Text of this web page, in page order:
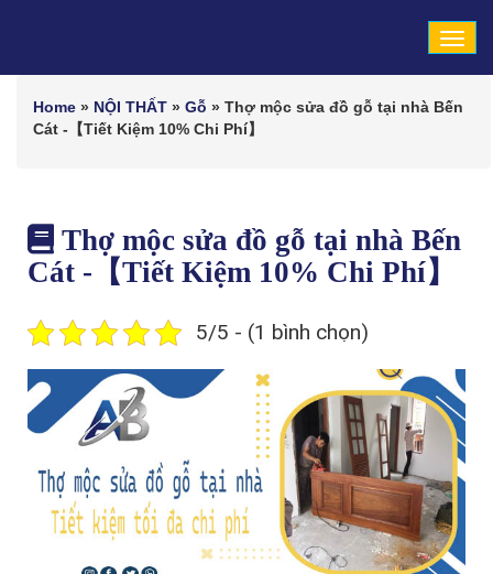
Home » NỘI THẤT » Gỗ » Thợ mộc sửa đồ gỗ tại nhà Bến
Cát -【Tiết Kiệm 10% Chi Phí】
Thợ mộc sửa đồ gỗ tại nhà Bến
Cát -【Tiết Kiệm 10% Chi Phí】
5/5 - (1 bình chọn)